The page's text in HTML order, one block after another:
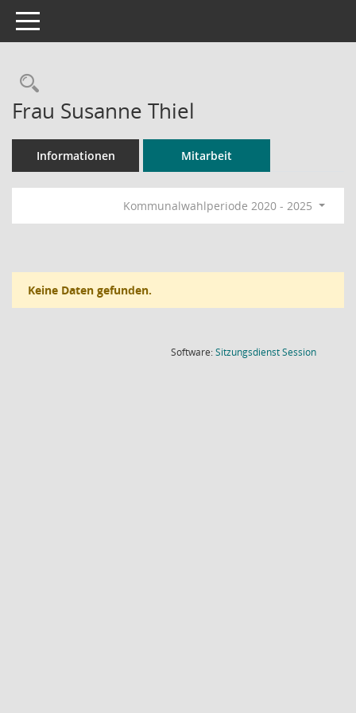
Toggle navigation
Rechercheauswahl
Frau Susanne Thiel
Informationen Mitarbeit
Kommunalwahlperiode 2020 - 2025
Keine Daten gefunden.
Software:SitzungsdienstSession(Wird in